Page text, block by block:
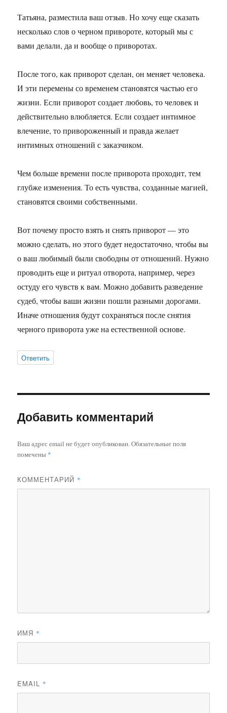
Татьяна, разместила ваш отзыв. Но хочу еще сказать
несколько слов о черном привороте, который мы с
вами делали, да и вообще о приворотах.
После того, как приворот сделан, он меняет человека.
И эти перемены со временем становятся частью его
жизни. Если приворот создает любовь, то человек и
действительно влюбляется. Если создает интимное
влечение, то привороженный и правда желает
интимных отношений с заказчиком.
Чем больше времени после приворота проходит, тем
глубже изменения. То есть чувства, созданные магией,
становятся своими собственными.
Вот почему просто взять и снять приворот — это
можно сделать, но этого будет недостаточно, чтобы вы
о ваш любимый были свободны от отношений. Нужно
проводить еще и ритуал отворота, например, через
остуду его чувств к вам. Можно добавить разведение
судеб, чтобы ваши жизни пошли разными дорогами.
Иначе отношения будут сохраняться после снятия
черного приворота уже на естественной основе.
Ответить
Добавить комментарий
Ваш адрес email не будет опубликован.Обязательные поля
помечены *
КОММЕНТАРИЙ *
ИМЯ *
EMAIL *